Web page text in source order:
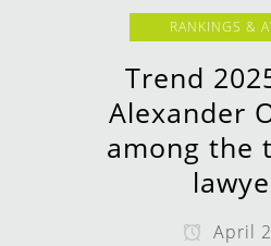
RANKINGS &
Trend
Alexander
among the
April